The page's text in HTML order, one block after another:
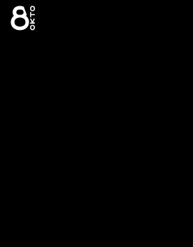
Zum
Inhalt
springen